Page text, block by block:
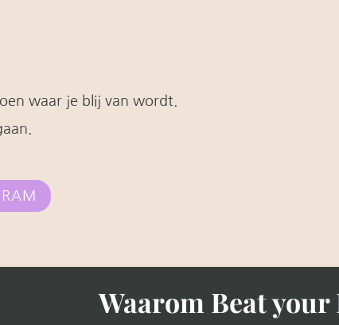
waar je blij van wordt.
Waarom Beat your